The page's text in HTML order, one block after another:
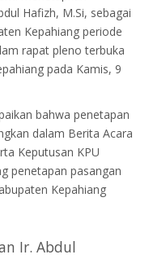
Hafizh, M.Si, sebagai
Kepahiang periode
rapat pleno terbuka
pada Kamis, 9
bahwa penetapan
dalam Berita Acara
Keputusan KPU
penetapan pasangan
Kepahiang
Ir. Abdul